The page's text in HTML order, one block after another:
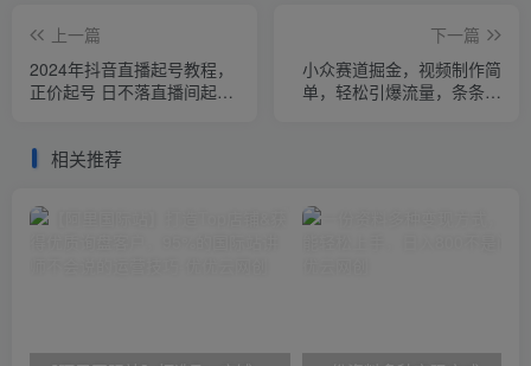
上一篇
2024年抖音直播起号教程，
正价起号 日不落直播间起
下一篇
小众赛道掘金，视频制作简
单，轻松引爆流量，条条原
相关推荐